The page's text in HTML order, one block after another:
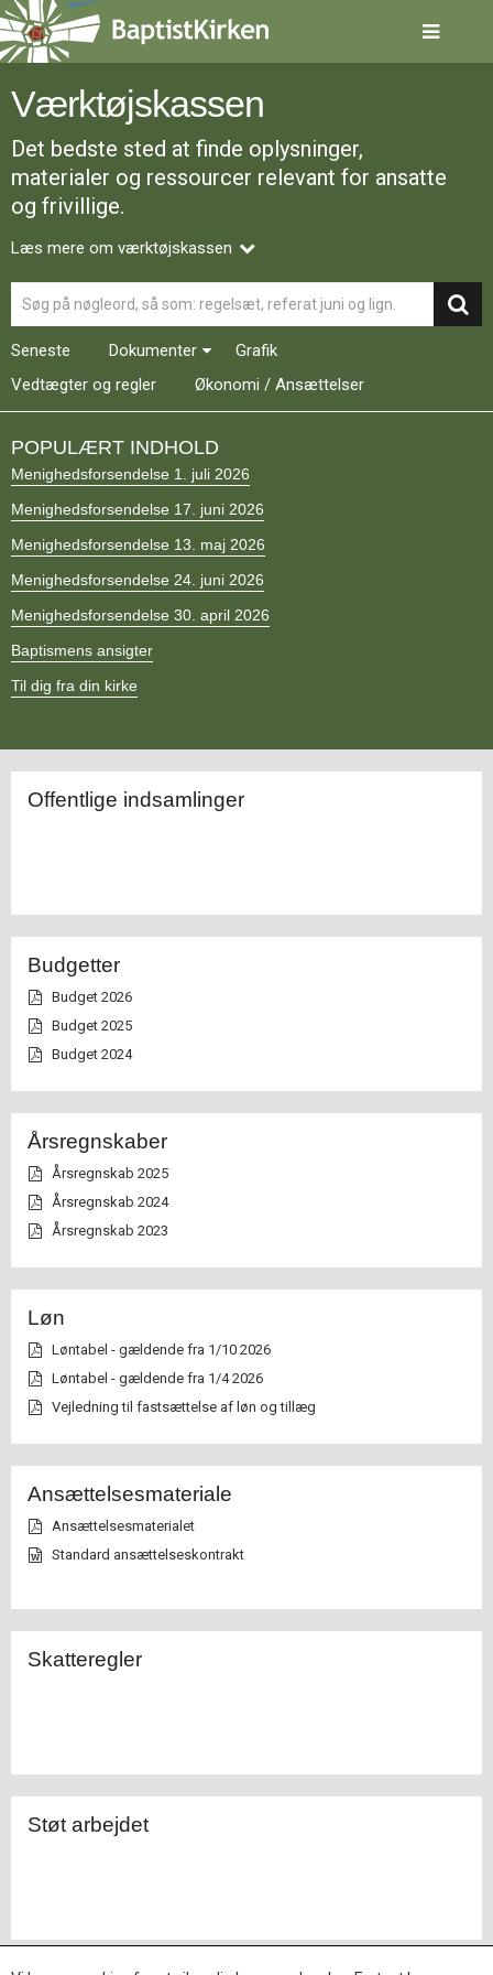
Spring
menu
over
gå
indhold Vend
tilbage
forsiden
1.0:
Forside
3.0:
Kalender
4.0:
Inspiration
5.0:
6.0:
Mission
7.0:
Om
9.0:
Forside
10.0:
Nyheder
11.0:
Kalender
13.0:
Værktøjskassen
14.0:
Mission
15.0:
BaptistKirken
16.0:
Kontakt
Værktøjskassen
Det bedste sted at finde oplysninger,
materialer og ressourcer relevant for ansatte
og frivillige.
Læs mere om værktøjskassen
Seneste Dokumenter
Grafik
Vedtægter og regler
Økonomi / Ansættelser
POPULÆRT INDHOLD
Menighedsforsendelse 1. juli 2026
Menighedsforsendelse 17. juni 2026
Menighedsforsendelse 13. maj 2026
Menighedsforsendelse 24. juni 2026
Menighedsforsendelse 30. april 2026
Baptismens ansigter
Til dig fra din kirke
Offentlige indsamlinger
Budgetter
Budget 2026
Budget 2025
Budget 2024
Årsregnskaber
Årsregnskab 2025
Årsregnskab 2024
Årsregnskab 2023
Løn
Løntabel - gældende fra 1/10 2026
Løntabel - gældende fra 1/4 2026
Vejledning til fastsættelse af løn og tillæg
Ansættelsesmateriale
Ansættelsesmaterialet
Standard ansættelseskontrakt
Skatteregler
Støt arbejdet